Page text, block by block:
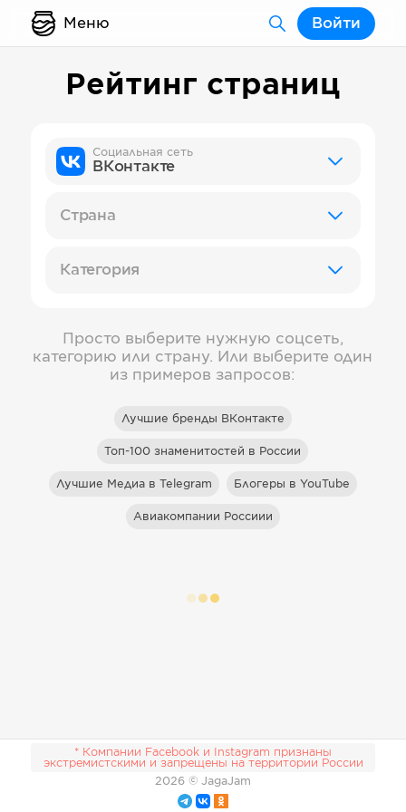
Меню Войти
Рейтинг страниц
Социальная сеть
ВКонтакте
Страна
Категория
Просто выберите нужную соцсеть,
категорию или страну. Или выберите один
из примеров запросов:
Лучшие бренды ВКонтакте
Топ-100 знаменитостей в России
Лучшие Медиа в Telegram Блогеры в YouTube
Авиакомпании Россиии
* Компании Facebook и Instagram признаны
экстремистскими и запрещены на территории России
2026 © JagaJam